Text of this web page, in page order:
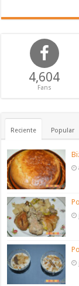
4,604
Fans
Reciente Popular